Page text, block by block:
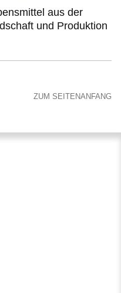
aus der
und Produktion
ZUM SEITENANFANG